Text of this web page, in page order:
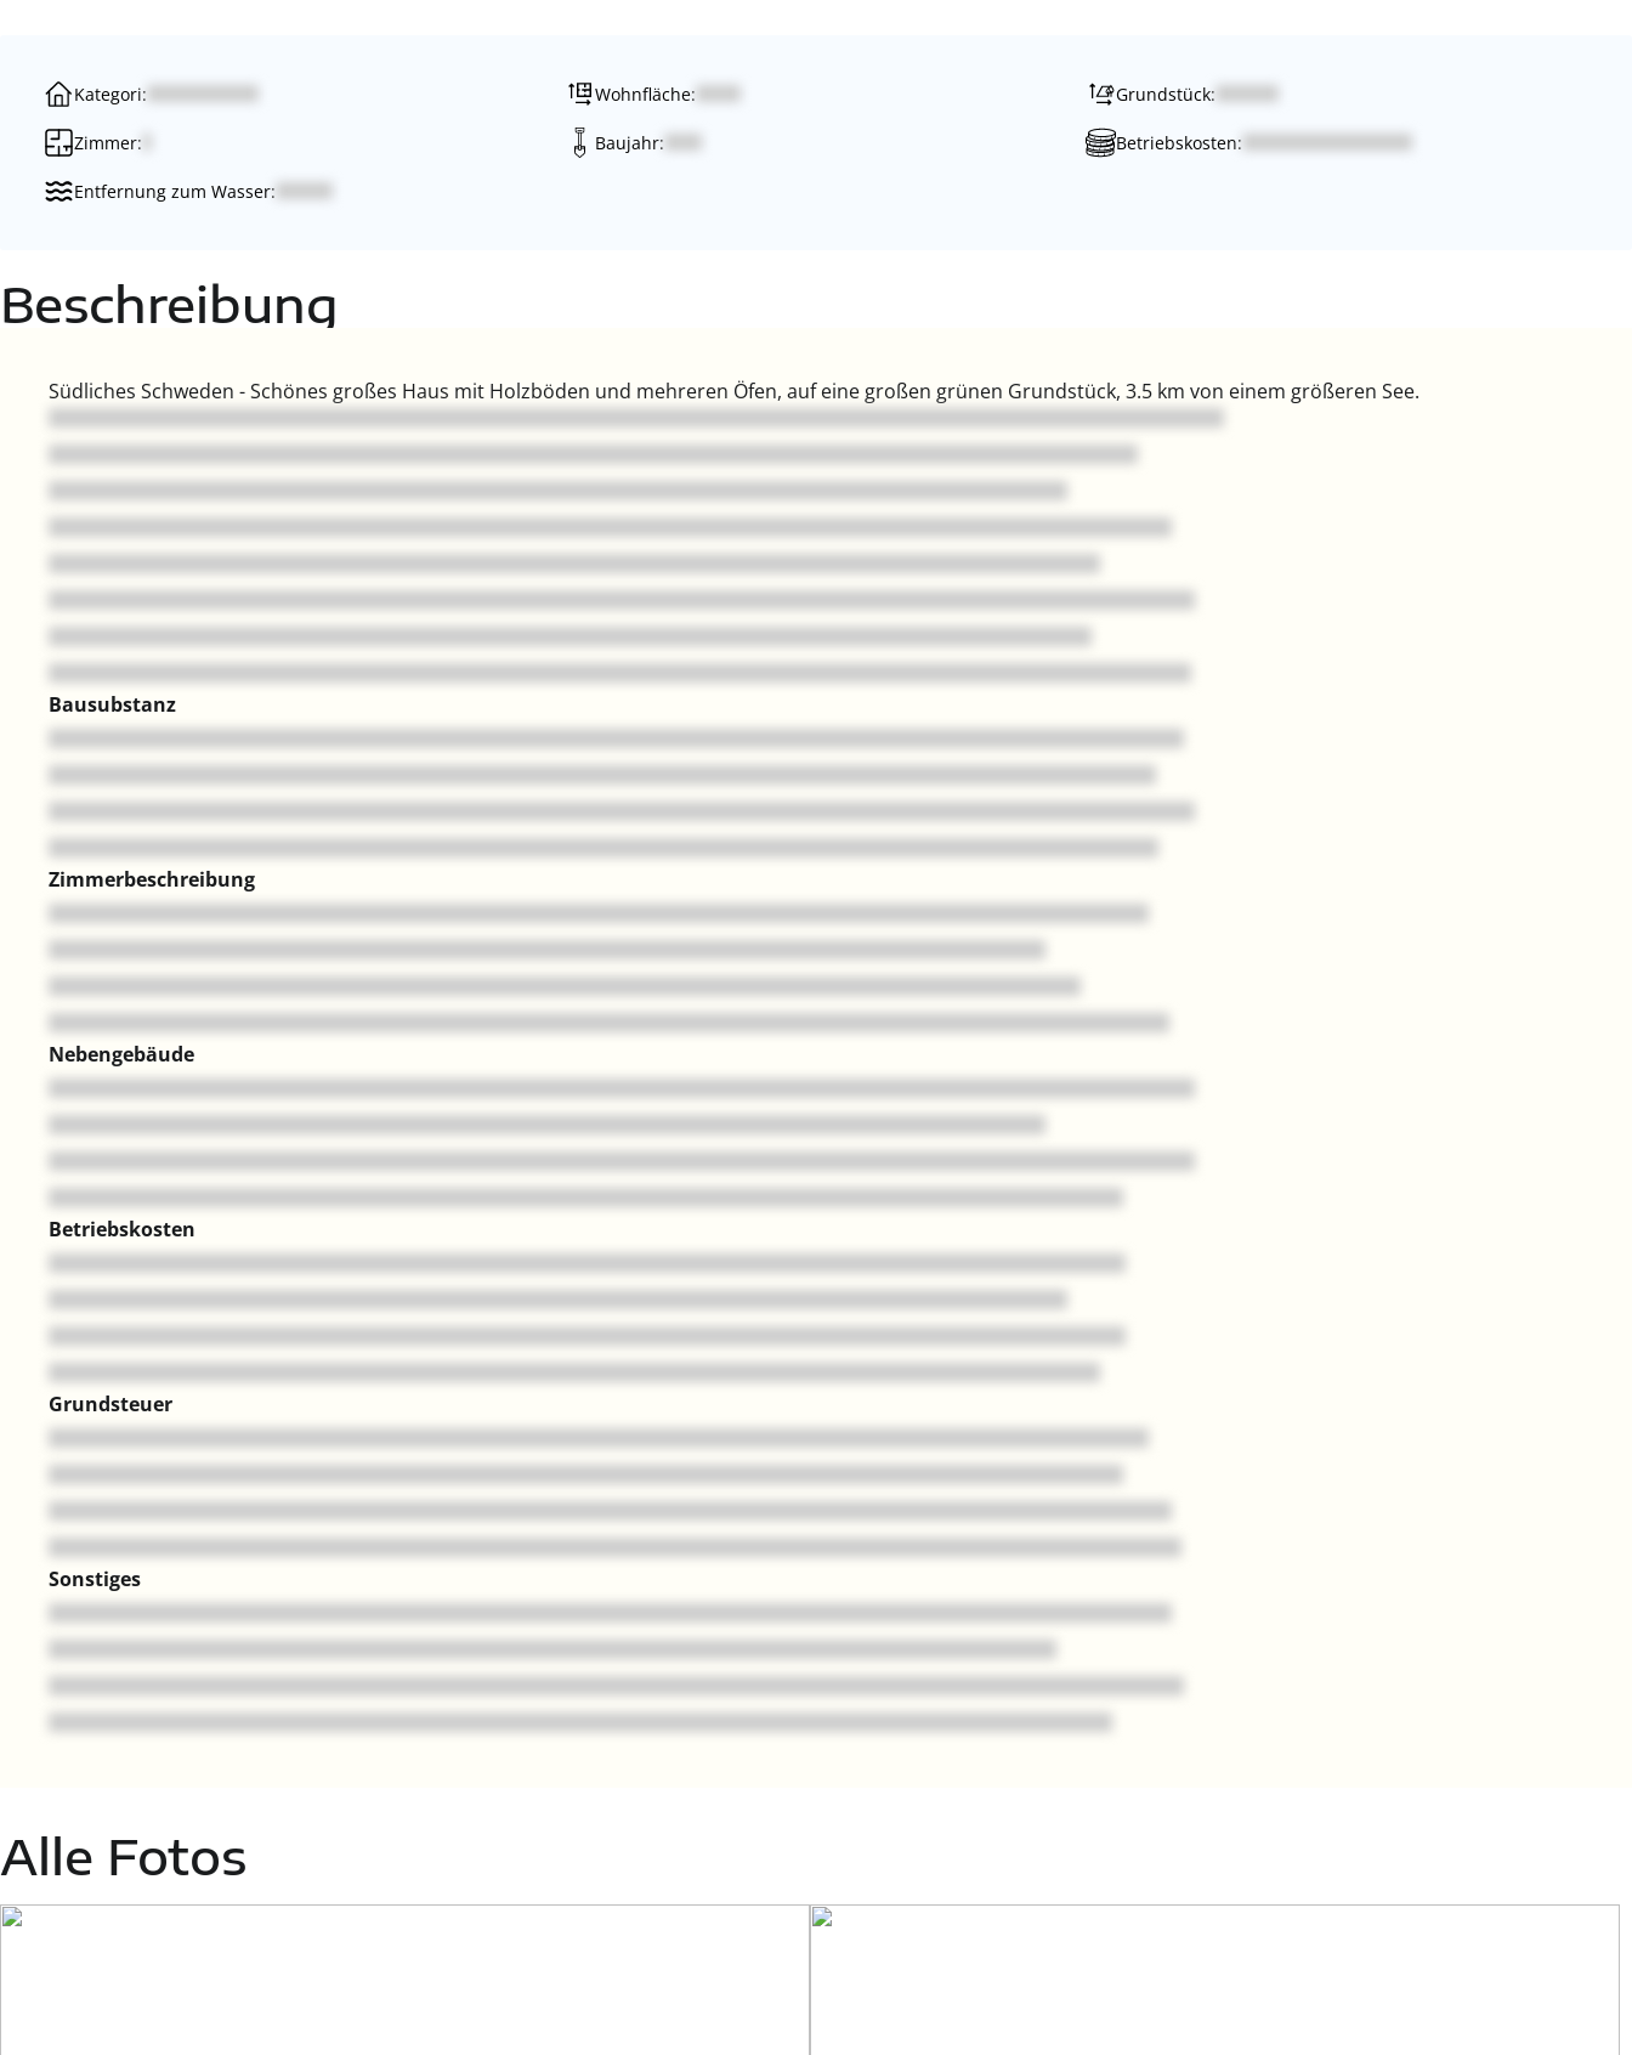
Kategori: Wohnfläche: Grundstück:
Zimmer: Baujahr: Betriebskosten:
Entfernung zum Wasser:
Beschreibung
Südliches Schweden - Schönes großes Haus mit Holzböden und mehreren Öfen, auf eine großen grünen Grundstück, 3.5 km von einem größeren See.
Bausubstanz
Zimmerbeschreibung
Nebengebäude
Betriebskosten
Grundsteuer
Sonstiges
Alle Fotos